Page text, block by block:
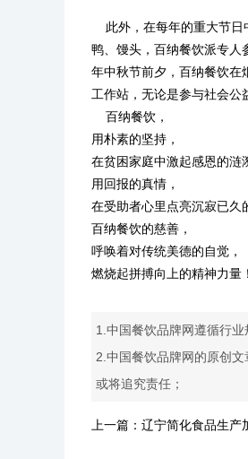
此外，在每年的重大节日
鸭、馒头，百纳餐饮派专人
年中秋节前夕，百纳餐饮在
工作站，无论是参与社会公
百纳餐饮，
用朴素的坚持，
在贫困家庭中激起感恩的涟
用回报的真情，
在受助者心里点亮沉寂已久
百纳餐饮的慈善，
呼唤着对传统美德的自觉，
燃烧起拼搏向上的精神力量！
1.中国餐饮品牌网遵循行
2.中国餐饮品牌网的原创
或将追究责任；
上一篇： 辽宁简化食品生产